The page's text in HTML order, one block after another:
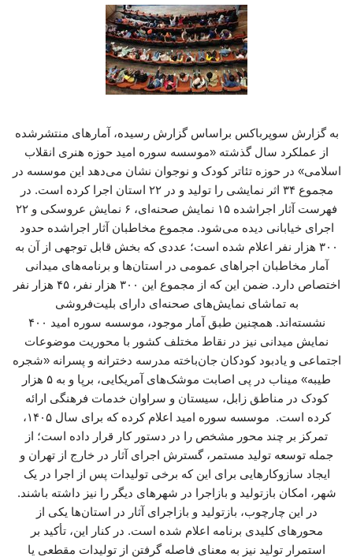
به گزارش سوپرباکس براساس گزارش رسیده، آمارهای منتشرشده
از عملکرد سال گذشته «موسسه سوره امید حوزه هنری انقلاب
اسلامی» در حوزه تئاتر کودک و نوجوان نشان می‌دهد این موسسه در
مجموع ۳۴ اثر نمایشی را تولید و در ۲۲ استان اجرا کرده است. در
فهرست آثار اجراشده ۱۵ نمایش صحنه‌ای، ۶ نمایش عروسکی و ۲۲
اجرای خیابانی دیده می‌شود. مجموع مخاطبان آثار اجراشده حدود
۳۰۰ هزار نفر اعلام شده است؛ عددی که بخش قابل توجهی از آن به
آمار مخاطبان اجراهای عمومی در استان‌ها و برنامه‌های میدانی
اختصاص دارد. ضمن این که از مجموع این ۳۰۰ هزار نفر، ۴۵ هزار نفر
به تماشای نمایش‌های صحنه‌ای دارای بلیت‌فروشی
نشسته‌اند. همچنین طبق آمار موجود، موسسه سوره امید ۴۰۰
نمایش میدانی نیز در نقاط مختلف کشور با محوریت موضوعات
اجتماعی و یادبود کودکان جان‌باخته مدرسه دخترانه و پسرانه «شجره
طیبه» میناب در پی اصابت موشک‌های آمریکایی، برپا و به ۵ هزار
کودک در مناطق زابل، سیستان و سراوان خدمات فرهنگی ارائه
کرده است. موسسه سوره امید اعلام کرده که برای سال ۱۴۰۵،
تمرکز بر چند محور مشخص را در دستور کار قرار داده است؛ از
جمله توسعه تولید مستمر، گسترش اجرای آثار در خارج از تهران و
ایجاد سازوکارهایی برای این که برخی تولیدات پس از اجرا در یک
شهر، امکان بازتولید و بازاجرا در شهرهای دیگر را نیز داشته باشند.
در این چارچوب، بازتولید و بازاجرای آثار در استان‌ها یکی از
محورهای کلیدی برنامه اعلام‌ شده است. در کنار این، تأکید بر
استمرار تولید نیز به معنای فاصله گرفتن از تولیدات مقطعی یا